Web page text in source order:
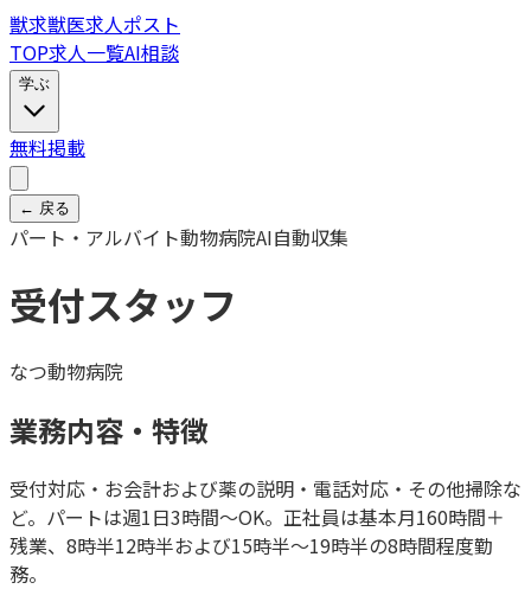
獣求獣医求人ポスト
TOP求人一覧AI相談
学ぶ
無料掲載
← 戻る
パート・アルバイト動物病院AI自動収集
受付スタッフ
なつ動物病院
業務内容・特徴
受付対応・お会計および薬の説明・電話対応・その他掃除な
ど。パートは週1日3時間〜OK。正社員は基本月160時間＋
残業、8時半12時半および15時半〜19時半の8時間程度勤
務。